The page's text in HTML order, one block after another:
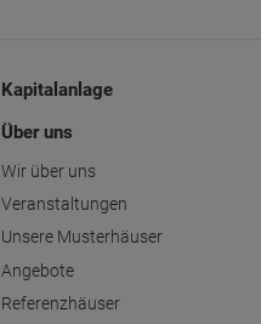
Kapitalanlage
Über uns
Wir über uns
Veranstaltungen
Unsere Musterhäuser
Angebote
Referenzhäuser